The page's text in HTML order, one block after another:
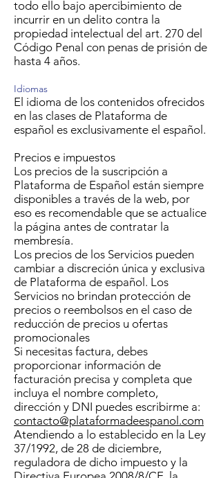
todo ello bajo apercibimiento de
incurrir en un delito contra la
propiedad intelectual del art. 270 del
Código Penal con penas de prisión de
hasta 4 años.
Idiomas
El idioma de los contenidos ofrecidos
en las clases de Plataforma de
español es exclusivamente el español.
Precios e impuestos
Los precios de la suscripción a
Plataforma de Español están siempre
disponibles a través de la web, por
eso es recomendable que se actualice
la página antes de contratar la
membresía.
Los precios de los Servicios pueden
cambiar a discreción única y exclusiva
de Plataforma de español. Los
Servicios no brindan protección de
precios o reembolsos en el caso de
reducción de precios u ofertas
promocionales
Si necesitas factura, debes
proporcionar información de
facturación precisa y completa que
incluya el nombre completo,
dirección y DNI puedes escribirme a:
contacto@plataformadeespanol.com
Atendiendo a lo establecido en la Ley
37/1992, de 28 de diciembre,
reguladora de dicho impuesto y la